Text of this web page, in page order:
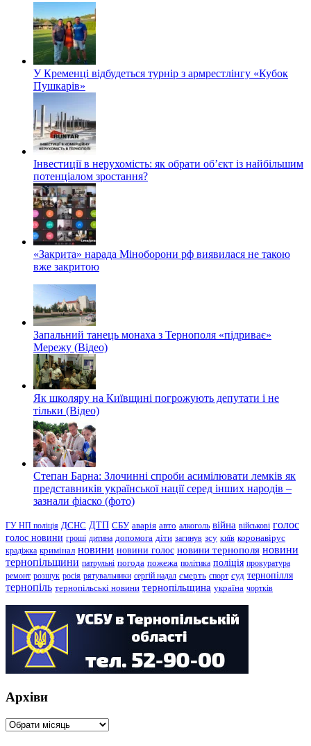
У Кременці відбудеться турнір з армрестлінгу «Кубок
Пушкарів»
Інвестиції в нерухомість: як обрати об’єкт із найбільшим
потенціалом зростання?
«Закрита» нарада Міноборони рф виявилася не такою
вже закритою
Запальний танець монаха з Тернополя «підриває»
Мережу (Відео)
Як школяру на Київщині погрожують депутати і не
тільки (Відео)
Степан Барна: Злочинні спроби асимілювати лемків як
представників української нації серед інших народів –
зазнали фіаско (фото)
ГУ НП поліція ДСНС ДТП СБУ аварія авто алкоголь війна військові голос
голос новини гроші дитина допомога діти загинув зсу київ коронавірус
крадіжка кримінал новини новини голос новини тернополя новини
тернопільщини патрульні погода пожежа політика поліція прокуратура
ремонт розшук росія рятувальники сергій надал смерть спорт суд тернопілля
тернопіль тернопільські новини тернопільщина україна чортків
Архіви
Архіви